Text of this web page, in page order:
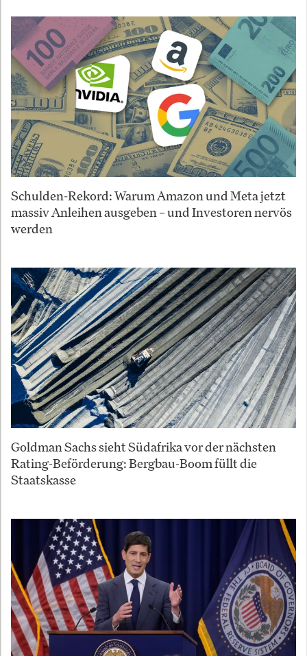
Schulden-Rekord: Warum Amazon und Meta jetzt
massiv Anleihen ausgeben – und Investoren nervös
werden
Goldman Sachs sieht Südafrika vor der nächsten
Rating-Beförderung: Bergbau-Boom füllt die
Staatskasse